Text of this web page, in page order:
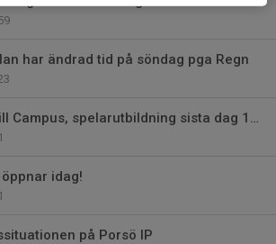
har ändrad tid på söndag pga Regn
Anmälan till Campus, spelarutbildning sista dag 10/6
idag!
på Porsö IP